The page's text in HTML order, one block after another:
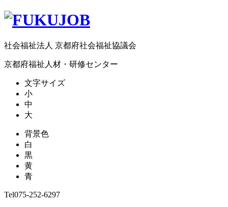
社会福祉法人 京都府社会福祉協議会
京都府福祉人材・研修センター
文字サイズ
小
中
大
背景色
白
黒
黄
青
Tel075-252-6297